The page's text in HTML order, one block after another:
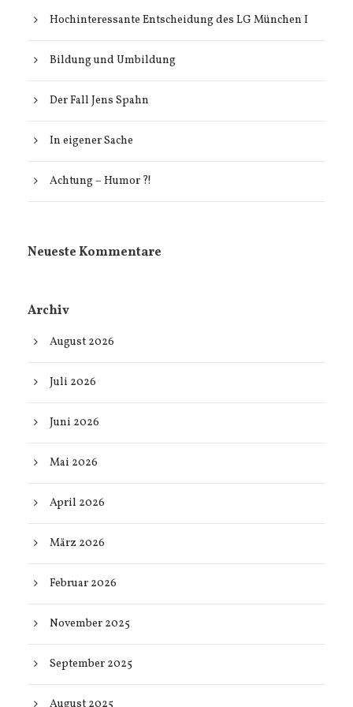
Hochinteressante Entscheidung des LG München I
Bildung und Umbildung
Der Fall Jens Spahn
In eigener Sache
Achtung – Humor ?!
Neueste Kommentare
Archiv
August 2026
Juli 2026
Juni 2026
Mai 2026
April 2026
März 2026
Februar 2026
November 2025
September 2025